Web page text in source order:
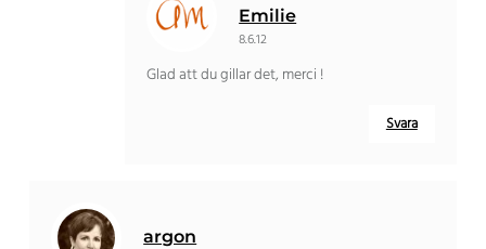
Emilie
8.6.12
Glad att du gillar det, merci !
Svara
argon